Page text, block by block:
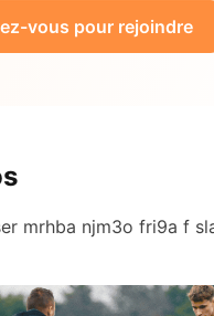
vous pour rejoindre
mrhba njm3o fri9a f